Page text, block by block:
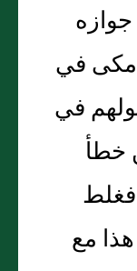
مكى في
في
خطأ
مع